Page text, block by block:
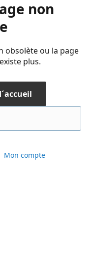
non
obsolète ou la page
plus.
Mon compte